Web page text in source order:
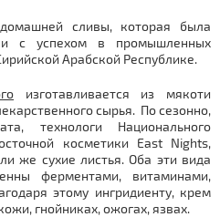
сливы, которая была
с успехом в промышленных
Арабской Республике.
изготавливается из мякоти
сырья. По сезонно,
технологи Национального
косметики East Nights,
же сухие листья. Оба эти вида
ферментами, витаминами,
этому ингридиенту, крем
гнойниках, ожогах, язвах.